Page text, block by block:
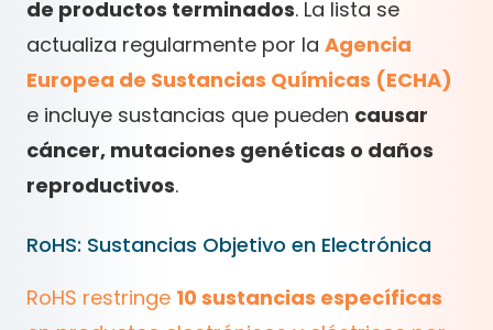
de productos terminados. La lista se
actualiza regularmente por la Agencia
Europea de Sustancias Químicas (ECHA)
e incluye sustancias que pueden causar
cáncer, mutaciones genéticas o daños
reproductivos.
RoHS: Sustancias Objetivo en Electrónica
RoHS restringe 10 sustancias específicas